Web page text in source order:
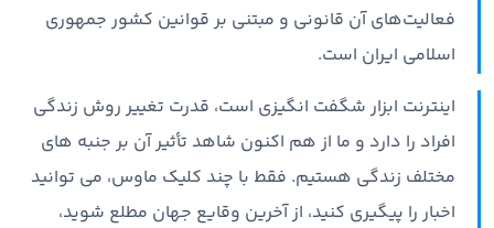
فعالیت‌های آن قانونی و مبتنی بر قوانین کشور جمهوری
اسلامی ایران است.
اینترنت ابزار شگفت انگیزی است، قدرت تغییر روش زندگی
افراد را دارد و ما از هم اکنون شاهد تأثیر آن بر جنبه های
مختلف زندگی هستیم. فقط با چند کلیک ماوس، می توانید
اخبار را پیگیری کنید، از آخرین وقایع جهان مطلع شوید،